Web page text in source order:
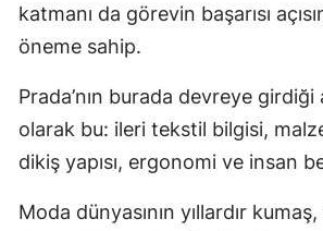
katmanı da görevin başarısı
öneme sahip.
Prada’nın burada devreye
olarak bu: ileri tekstil bilgisi,
dikiş yapısı, ergonomi ve insan
Moda dünyasının yıllardır